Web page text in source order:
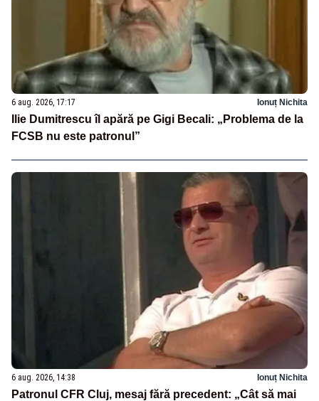
6 aug. 2026, 17:17 Ionuț Nichita
Ilie Dumitrescu îl apără pe Gigi Becali: „Problema de la
FCSB nu este patronul”
6 aug. 2026, 14:38 Ionuț Nichita
Patronul CFR Cluj, mesaj fără precedent: „Cât să mai